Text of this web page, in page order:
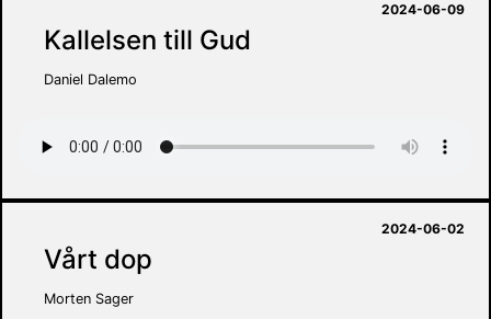
2024-06-09
Kallelsen till Gud
Daniel Dalemo
2024-06-02
Vårt dop
Morten Sager